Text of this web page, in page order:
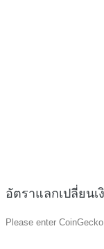
อัตราแลกเปลี่ยนเ
Please enter